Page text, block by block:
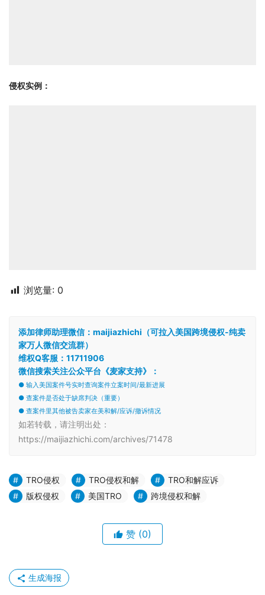
侵权实例：
浏览量: 0
添加律师助理微信：maijiazhichi（可拉入美国跨境侵权-纯卖
家万人微信交流群）
维权Q客服：11711906
微信搜索关注公众平台《麦家支持》：
● 输入美国案件号实时查询案件立案时间/最新进展
● 查案件是否处于缺席判决（重要）
● 查案件里其他被告卖家在美和解/应诉/撤诉情况
如若转载，请注明出处：
https://maijiazhichi.com/archives/71478
TRO侵权 TRO侵权和解
TRO和解应诉
版权侵权
美国TRO 跨境侵权和解
赞 (0)
生成海报